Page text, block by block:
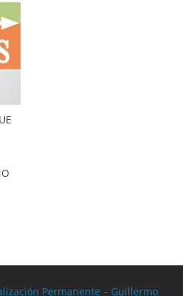
Permanente – Guillermo